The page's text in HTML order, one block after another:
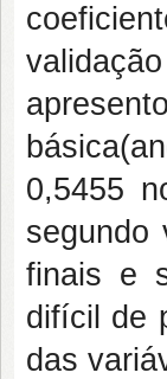
0,5455
segundo
finais e
difícil de
das